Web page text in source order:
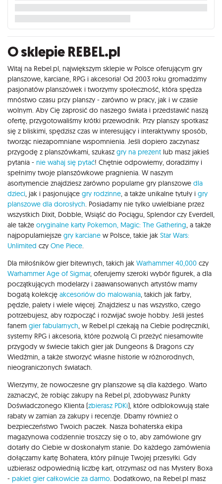
O sklepie REBEL.pl
Witaj na Rebel.pl, największym sklepie w Polsce oferującym gry
planszowe, karciane, RPG i akcesoria! Od 2003 roku gromadzimy
pasjonatów planszówek i tworzymy społeczność, która spędza
mnóstwo czasu przy planszy - zarówno w pracy, jak i w czasie
wolnym. Aby Cię zaprosić do naszego świata i przedstawić naszą
ofertę, przygotowaliśmy krótki przewodnik. Przy planszy spotkasz
się z bliskimi, spędzisz czas w interesujący i interaktywny sposób,
tworząc niezapomniane wspomnienia. Jeśli dopiero zaczynasz
przygodę z planszówkami, szukasz gry na prezent lub masz jakieś
pytania - nie wahaj się pytać! Chętnie odpowiemy, doradzimy i
spełnimy twoje planszówkowe pragnienia. W naszym
asortymencie znajdziesz zarówno popularne gry planszowe dla
dzieci, jak i pasjonujące gry rodzinne, a także unikalne tytuły i gry
planszowe dla dorosłych. Posiadamy nie tylko uwielbiane przez
wszystkich Dixit, Dobble, Wsiąść do Pociągu, Splendor czy Everdell,
ale także oryginalne karty Pokemon, Magic: The Gathering, a także
najpopularniejsze gry karciane w Polsce, takie jak Star Wars:
Unlimited czy One Piece.
Dla miłośników gier bitewnych, takich jak Warhammer 40,000 czy
Warhammer Age of Sigmar, oferujemy szeroki wybór figurek, a dla
początkujących modelarzy i zaawansowanych artystów mamy
bogatą kolekcję akcesoriów do malowania, takich jak farby,
pędzle, palety i wiele więcej. Znajdziesz u nas wszystko, czego
potrzebujesz, aby rozpocząć i rozwijać swoje hobby. Jeśli jesteś
fanem gier fabularnych, w Rebel.pl czekają na Ciebie podręczniki,
systemy RPG i akcesoria, które pozwolą Ci przeżyć niesamowite
przygody w świecie takich gier jak Dungeons & Dragons czy
Wiedźmin, a także stworzyć własne historie w różnorodnych,
nieograniczonych światach.
Wierzymy, że nowoczesne gry planszowe są dla każdego. Warto
zaznaczyć, że robiąc zakupy na Rebel.pl, zdobywasz Punkty
Doświadczonego Klienta (zbierasz PDKi), które odblokowują stałe
rabaty w zamian za zakupy i recenzje. Dbamy również o
bezpieczeństwo Twoich paczek. Nasza bohaterska ekipa
magazynowa codziennie troszczy się o to, aby zamówione gry
dotarły do Ciebie w doskonałym stanie. Do każdego zamówienia
dołączamy kartę Bohatera, który pilnuje Twojej przesyłki. Gdy
uzbierasz odpowiednią liczbę kart, otrzymasz od nas Mystery Boxa
- pakiet gier całkowicie za darmo. Dodatkowo, na Rebel.pl masz